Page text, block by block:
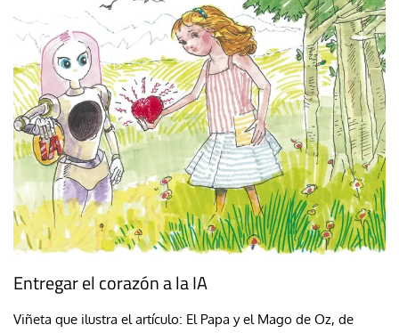
Entregar el corazón a la IA
Viñeta que ilustra el artículo: El Papa y el Mago de Oz, de